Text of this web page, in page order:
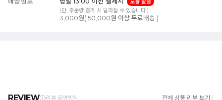
오늘 발송
(단, 주문량 증가 시 달라질 수 있습니다.)
3,000원( 50,000원 이상 무료배송 )